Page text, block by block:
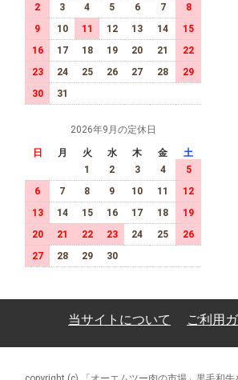
2
3 4 5 6 7
8
9
10 11 12 13 14
15
16
17 18 19 20 21
22
23
24 25 26 27 28
29
30
31
2026年9月の定休日
日 月 火 水 木 金
土
1
2 3 4
5
6
7 8 9 10 11
12
13
14 15 16 17 18
19
20
21 22 23 24 25
26
27
28 29 30
当サイトについて ご利用